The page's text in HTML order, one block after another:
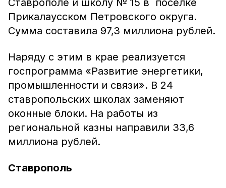
Ставрополе и школу № 15 в посёлке
Прикалаусском Петровского округа.
Сумма составила 97,3 миллиона рублей.
Наряду с этим в крае реализуется
госпрограмма «Развитие энергетики,
промышленности и связи». В 24
ставропольских школах заменяют
оконные блоки. На работы из
региональной казны направили 33,6
миллиона рублей.
Ставрополь